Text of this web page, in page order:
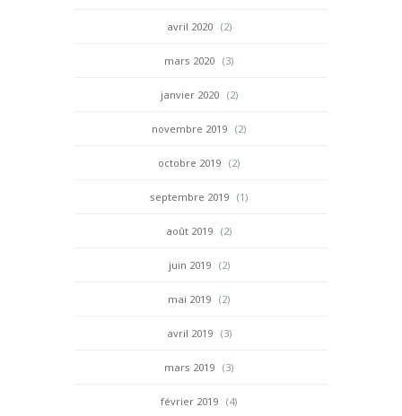
avril 2020 (2)
mars 2020 (3)
janvier 2020 (2)
novembre 2019 (2)
octobre 2019 (2)
septembre 2019 (1)
août 2019 (2)
juin 2019 (2)
mai 2019 (2)
avril 2019 (3)
mars 2019 (3)
février 2019 (4)